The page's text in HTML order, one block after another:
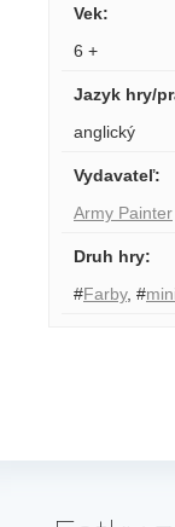
Vek:
6 +
Jazyk hry/
anglický
Vydavateľ:
Army Painter
Druh hry:
#Farby, #